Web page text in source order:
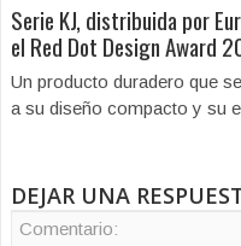
Serie KJ, distribuida por
el Red Dot Design Award
Un producto duradero que
a su diseño compacto y su
DEJAR UNA